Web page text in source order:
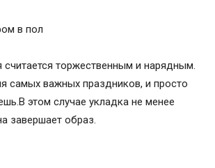
в пол
считается торжественным и нарядным.
самых важных праздников, и просто
этом случае укладка не менее
завершает образ.